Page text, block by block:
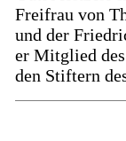
Freifrau von
und der
er Mitglied
den Stiftern